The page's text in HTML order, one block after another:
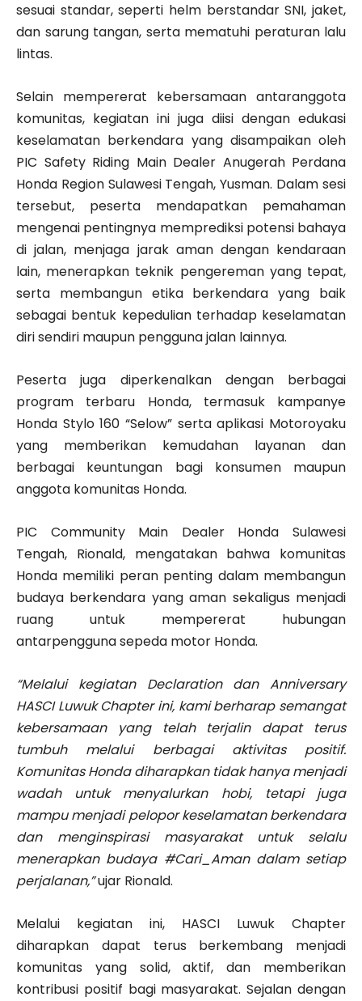
sesuai standar, seperti helm berstandar SNI, jaket,
dan sarung tangan, serta mematuhi peraturan lalu
lintas.
Selain mempererat kebersamaan antaranggota
komunitas, kegiatan ini juga diisi dengan edukasi
keselamatan berkendara yang disampaikan oleh
PIC Safety Riding Main Dealer Anugerah Perdana
Honda Region Sulawesi Tengah, Yusman. Dalam sesi
tersebut, peserta mendapatkan pemahaman
mengenai pentingnya memprediksi potensi bahaya
di jalan, menjaga jarak aman dengan kendaraan
lain, menerapkan teknik pengereman yang tepat,
serta membangun etika berkendara yang baik
sebagai bentuk kepedulian terhadap keselamatan
diri sendiri maupun pengguna jalan lainnya.
Peserta juga diperkenalkan dengan berbagai
program terbaru Honda, termasuk kampanye
Honda Stylo 160 “Selow” serta aplikasi Motoroyaku
yang memberikan kemudahan layanan dan
berbagai keuntungan bagi konsumen maupun
anggota komunitas Honda.
PIC Community Main Dealer Honda Sulawesi
Tengah, Rionald, mengatakan bahwa komunitas
Honda memiliki peran penting dalam membangun
budaya berkendara yang aman sekaligus menjadi
ruang untuk mempererat hubungan
antarpengguna sepeda motor Honda.
“Melalui kegiatan Declaration dan Anniversary
HASCI Luwuk Chapter ini, kami berharap semangat
kebersamaan yang telah terjalin dapat terus
tumbuh melalui berbagai aktivitas positif.
Komunitas Honda diharapkan tidak hanya menjadi
wadah untuk menyalurkan hobi, tetapi juga
mampu menjadi pelopor keselamatan berkendara
dan menginspirasi masyarakat untuk selalu
menerapkan budaya #Cari_Aman dalam setiap
perjalanan,”ujar Rionald.
Melalui kegiatan ini, HASCI Luwuk Chapter
diharapkan dapat terus berkembang menjadi
komunitas yang solid, aktif, dan memberikan
kontribusi positif bagi masyarakat. Sejalan dengan